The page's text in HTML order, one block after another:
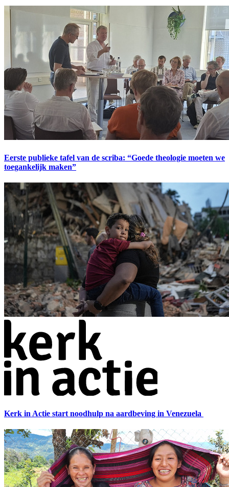
Eerste publieke tafel van de scriba: “Goede theologie moeten we
toegankelijk maken”
Kerk in Actie start noodhulp na aardbeving in Venezuela